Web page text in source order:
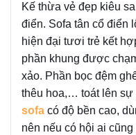
Kế thừa vẻ đẹp kiêu
điển. Sofa tân cổ điển
hiện đại tươi trẻ kết
phần khung được
xảo. Phần bọc đệm
thêu hoa,… toát lên sự
sofa có độ bền cao,
nên nếu có hội ai